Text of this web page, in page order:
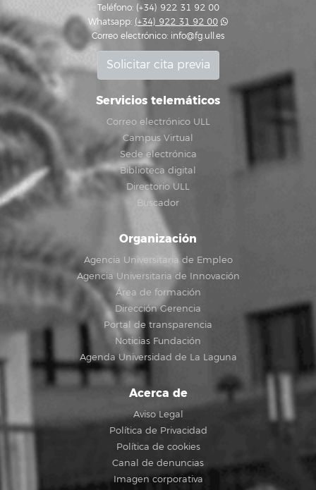
Teléfono: (+34) 922 31 92 00
Whatsapp: (+34) 922 31 92 00
Correo electrónico: info@fg.ull.es
Solicitar cita previa
Servicios telemáticos
Correo electrónico ULL
Campus Virtual
Sede electrónica
Biblioteca digital
Directorio ULL
Buscador
Organización
Agencia Universitaria de Empleo
Agencia Universitaria de Innovación
Área de formación
Dirección Gerencia
Portal de transparencia
Noticias Fundación
Agenda Universidad de La Laguna
Acerca de
Aviso Legal
Política de Privacidad
Política de cookies
Canal de denuncias
Imagen corporativa